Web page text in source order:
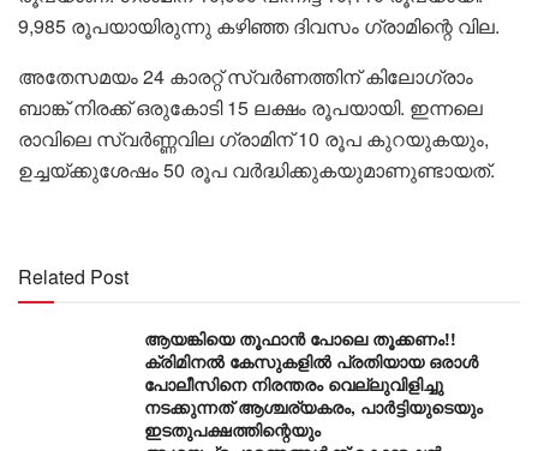
9,985 രൂപയായിരുന്നു കഴിഞ്ഞ ദിവസം ഗ്രാമിന്റെ വില.
അതേസമയം 24 കാരറ്റ് സ്വർണത്തിന് കിലോഗ്രാം
ബാങ്ക് നിരക്ക് ഒരുകോടി 15 ലക്ഷം രൂപയായി. ഇന്നലെ
രാവിലെ സ്വർണ്ണവില ഗ്രാമിന് 10 രൂപ കുറയുകയും,
ഉച്ചയ്ക്കുശേഷം 50 രൂപ വർദ്ധിക്കുകയുമാണുണ്ടായത്.
Related Post
ആയങ്കിയെ തൂഫാൻ പോലെ തൂക്കണം!!
ക്രിമിനൽ കേസുകളിൽ പ്രതിയായ ഒരാൾ
പോലീസിനെ നിരന്തരം വെല്ലുവിളിച്ചു
നടക്കുന്നത് ആശ്ചര്യകരം, പാർട്ടിയുടെയും
ഇടതുപക്ഷത്തിന്റെയും